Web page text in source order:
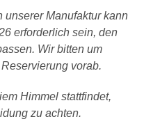
Manufaktur kann
erforderlich sein, den
Wir bitten um
vorab.
Himmel stattfindet,
zu achten.